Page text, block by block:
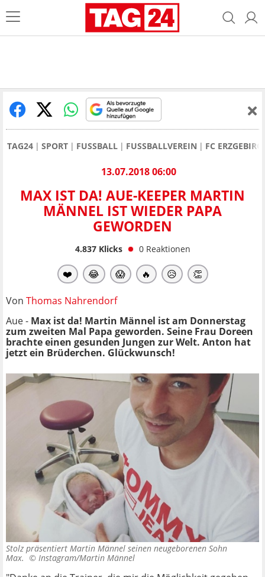
TAG24 SPORT FUSSBALL FUSSBALLVEREIN FC
13.07.2018 06:00
MAX IST DA! AUE-KEEPER MARTIN
MÄNNEL IST WIEDER PAPA
GEWORDEN
4.837Klicks 0 Reaktionen
❤️ 😂 😱 🔥 😥 👏
Von Thomas Nahrendorf
Aue - Max ist da! Martin Männel ist am Donnerstag
zum zweiten Mal Papa geworden. Seine Frau Doreen
brachte einen gesunden Jungen zur Welt. Anton hat
jetzt ein Brüderchen. Glückwunsch!
Stolz präsentiert Martin Männel seinen neugeborenen Sohn
Max. © Instagram/Martin Männel